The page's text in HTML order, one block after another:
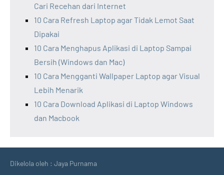
Cari Recehan dari Internet
10 Cara Refresh Laptop agar Tidak Lemot Saat
Dipakai
10 Cara Menghapus Aplikasi di Laptop Sampai
Bersih (Windows dan Mac)
10 Cara Mengganti Wallpaper Laptop agar Visual
Lebih Menarik
10 Cara Download Aplikasi di Laptop Windows
dan Macbook
Dikelola oleh : Jaya Purnama